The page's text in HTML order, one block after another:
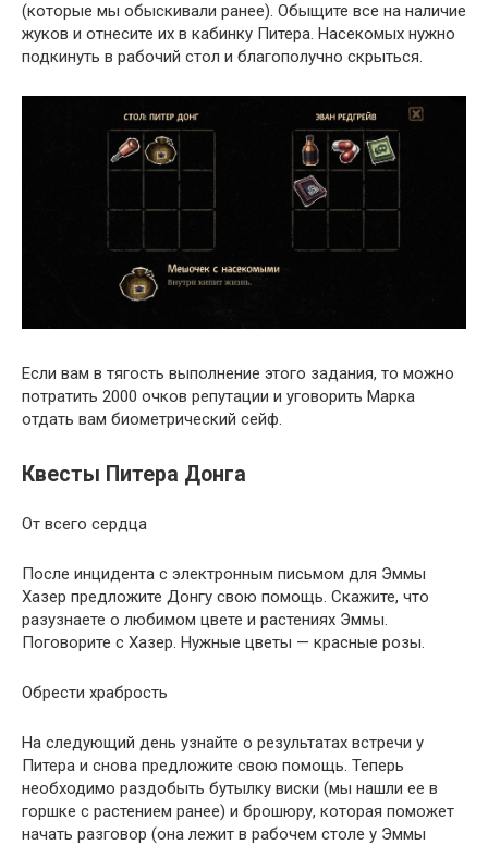
(которые мы обыскивали ранее). Обыщите все на наличие
жуков и отнесите их в кабинку Питера. Насекомых нужно
подкинуть в рабочий стол и благополучно скрыться.
Если вам в тягость выполнение этого задания, то можно
потратить 2000 очков репутации и уговорить Марка
отдать вам биометрический сейф.
Квесты Питера Донга
От всего сердца
После инцидента с электронным письмом для Эммы
Хазер предложите Донгу свою помощь. Скажите, что
разузнаете о любимом цвете и растениях Эммы.
Поговорите с Хазер. Нужные цветы — красные розы.
Обрести храбрость
На следующий день узнайте о результатах встречи у
Питера и снова предложите свою помощь. Теперь
необходимо раздобыть бутылку виски (мы нашли ее в
горшке с растением ранее) и брошюру, которая поможет
начать разговор (она лежит в рабочем столе у Эммы